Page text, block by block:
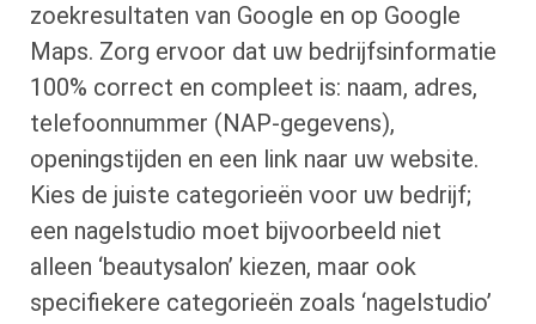
zoekresultaten van Google en op Google
Maps. Zorg ervoor dat uw bedrijfsinformatie
100% correct en compleet is: naam, adres,
telefoonnummer (NAP-gegevens),
openingstijden en een link naar uw website.
Kies de juiste categorieën voor uw bedrijf;
een nagelstudio moet bijvoorbeeld niet
alleen ‘beautysalon’ kiezen, maar ook
specifiekere categorieën zoals ‘nagelstudio’